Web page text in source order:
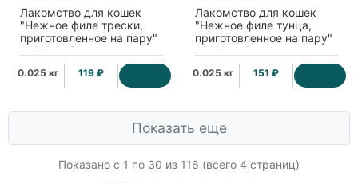
Лакомство для кошек
"Нежное филе трески,
приготовленное на пару"
100% рыба
0.025 кг 119 ₽
Лакомство для кошек
"Нежное филе тунца,
приготовленное на пару"
100% рыба
0.025 кг 151 ₽
Показать еще
Показано с 1 по 30 из 116 (всего 4 страниц)